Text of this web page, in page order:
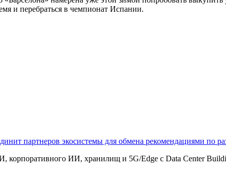
и перебраться в чемпионат Испании.
партнеров экосистемы для обмена рекомендациями по
ИИ, хранилищ и 5G/Edge с Data Center